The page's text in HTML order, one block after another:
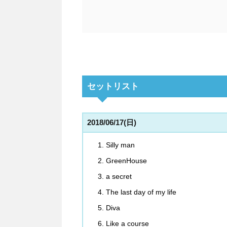
セットリスト
2018/06/17(日)
Silly man
GreenHouse
a secret
The last day of my life
Diva
Like a course